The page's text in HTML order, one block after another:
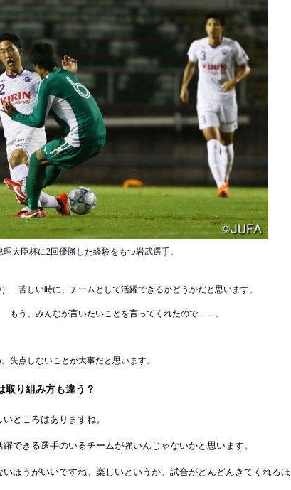
理大臣杯に2回優勝した経験をもつ岩武選手。
） 苦しい時に、チームとして活躍できるかどうかだと思います。
もう、みんなが言いたいことを言ってくれたので……。
失点しないことが大事だと思います。
取り組み方も違う？
ところはありますね。
できる選手のいるチームが強いんじゃないかと思います。
ほうがいいですね。楽しいというか。試合がどんどんきてくれるほ